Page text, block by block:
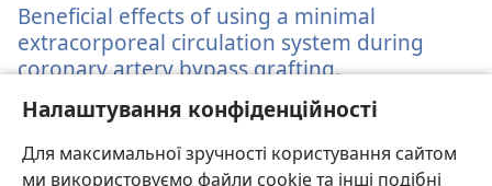
Налаштування конфіденційності
Для максимальної зручності користування сайтом
ми використовуємо файли cookie та інші подібні
вікні)
Beneficial effects of using a minimal
extracorporeal circulation system during
coronary artery bypass grafting.(відкривається
новому
вікні)
Liu Y, Tao L, Wang X, Cui H, Chen X, Ji B.
Source‎: Perfusion 2012;27(1):83-9.
Indexed‎: PubMed 21987667
DOI ‎: 10.1177/0267659111424636